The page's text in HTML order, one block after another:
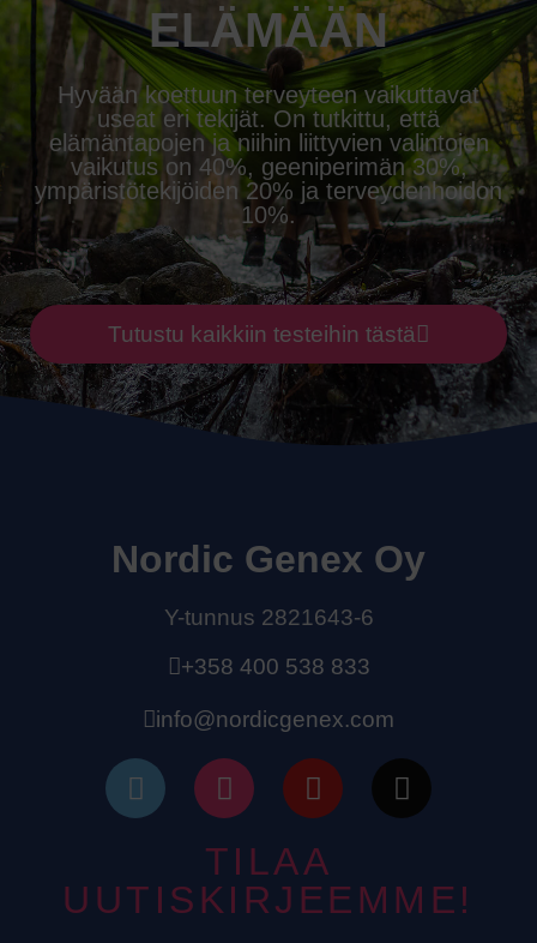
ELÄMÄÄN
Hyvään koettuun terveyteen vaikuttavat
useat eri tekijät. On tutkittu, että
elämäntapojen ja niihin liittyvien valintojen
vaikutus on 40%, geeniperimän 30%,
ympäristötekijöiden 20% ja terveydenhoidon
10%.
Tutustu kaikkiin testeihin tästä
Nordic Genex Oy
Y-tunnus 2821643-6
+358 400 538 833
info@nordicgenex.com
TILAA
UUTISKIRJEEMME!